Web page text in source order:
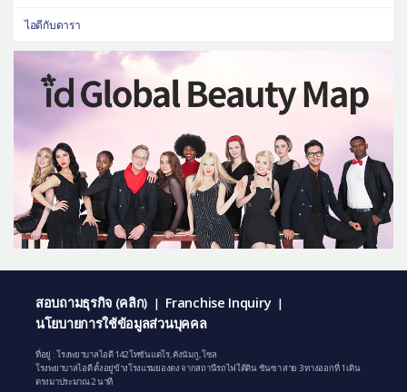
ไอดีกับดารา
สอบถามธุรกิจ (คลิก) | Franchise Inquiry |
นโยบายการใช้ข้อมูลส่วนบุคคล
ที่อยู่ : โรงพยาบาลไอดี 142 โทซันแดโร, คังนัมกู, โซล
โรงพยาบาลไอดี ตั้งอยู่ข้างโรงแรมยองดง จากสถานีรถไฟใต้ดิน ชินซา สาย 3 ทางออกที่ 1 เดิน
ตรงมาประมาณ 2 นาที